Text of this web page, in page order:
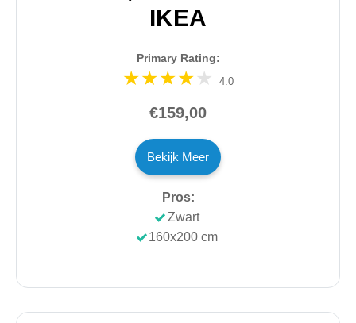
IKEA
Primary Rating:
4.0
€159,00
Bekijk Meer
Pros:
Zwart
160x200 cm